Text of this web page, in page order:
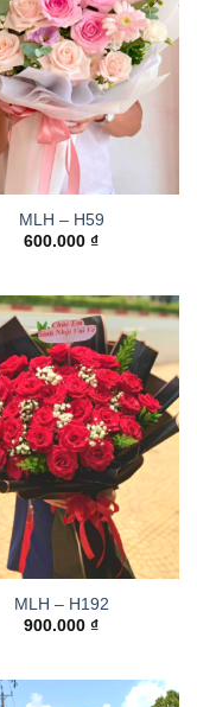
MLH – H59
600.000 ₫
MLH – H192
900.000 ₫